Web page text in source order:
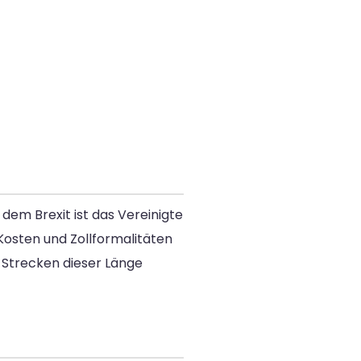
Brexit ist das Vereinigte
und Zollformalitäten
Strecken dieser Länge